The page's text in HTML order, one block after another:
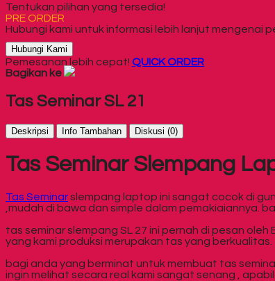
Tentukan pilihan yang tersedia!
PRE ORDER
Hubungi kami untuk informasi lebih lanjut mengenai
Hubungi Kami
Pemesanan lebih cepat! QUICK ORDER
Bagikan ke
Tas Seminar SL 21
Deskripsi Info Tambahan Diskusi (0)
Tas Seminar Slempang
Tas Seminarslempang laptop ini sangat cocok di
,mudah di bawa dan simple dalam pemakiaiannya.
tas seminar slempang SL 27 ini pernah di pesan
yang kami produksi merupakan tas yang berkualitas.
bagi anda yang berminat untuk membuat tas
ingin melihat secara real kami sangat senang ,